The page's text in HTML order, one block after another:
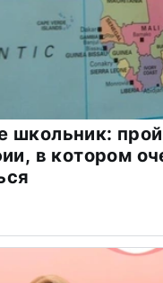
школьник:
в котором